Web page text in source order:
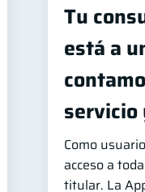
Tu
está a
servicio
Como
acceso a
titular. La